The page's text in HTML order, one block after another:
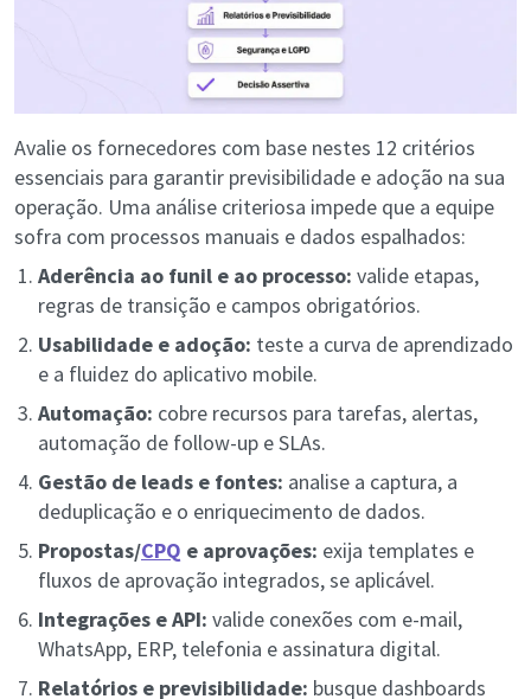
Avalie os fornecedores com base nestes 12 critérios
essenciais para garantir previsibilidade e adoção na sua
operação. Uma análise criteriosa impede que a equipe
sofra com processos manuais e dados espalhados:
Aderência ao funil e ao processo: valide etapas,
regras de transição e campos obrigatórios.
Usabilidade e adoção: teste a curva de aprendizado
e a fluidez do aplicativo mobile.
Automação: cobre recursos para tarefas, alertas,
automação de follow-up e SLAs.
Gestão de leads e fontes: analise a captura, a
deduplicação e o enriquecimento de dados.
Propostas/CPQ e aprovações: exija templates e
fluxos de aprovação integrados, se aplicável.
Integrações e API: valide conexões com e-mail,
WhatsApp, ERP, telefonia e assinatura digital.
Relatórios e previsibilidade: busque dashboards